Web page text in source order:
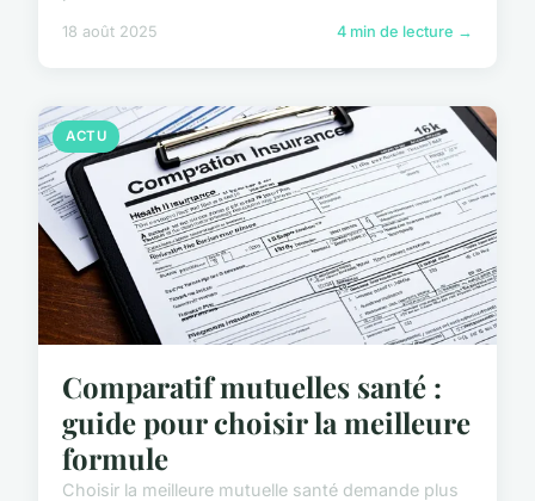
18 août 2025 4 min de lecture →
ACTU
Comparatif mutuelles santé :
guide pour choisir la meilleure
formule
Choisir la meilleure mutuelle santé demande plus